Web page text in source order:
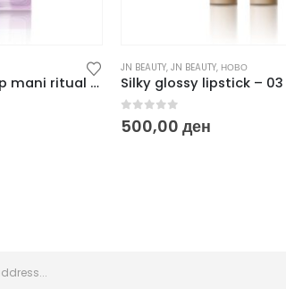
Pearl Essence – 3 step mani ritual 3 x 10 g
JN BEAUTY, JN BEAUTY, НОВО
0out of 5
500,00 ден